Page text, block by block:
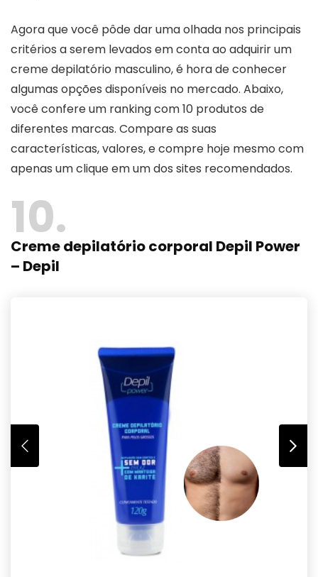
Agora que você pôde dar uma olhada nos principais
critérios a serem levados em conta ao adquirir um
creme depilatório masculino, é hora de conhecer
algumas opções disponíveis no mercado. Abaixo,
você confere um ranking com 10 produtos de
diferentes marcas. Compare as suas
características, valores, e compre hoje mesmo com
apenas um clique em um dos sites recomendados.
10
Creme depilatório corporal Depil Power
– Depil